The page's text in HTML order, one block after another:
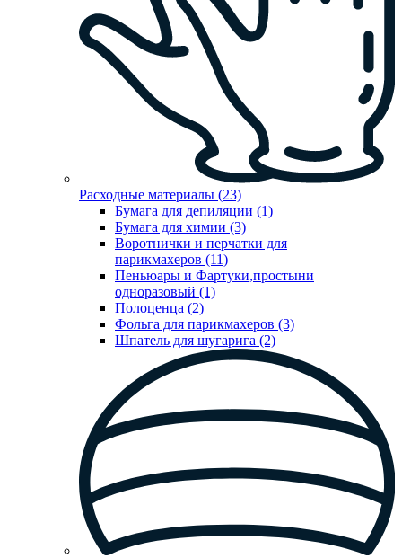
Расходные материалы (23)
Бумага для депиляции (1)
Бумага для химии (3)
Воротнички и перчатки для
парикмахеров (11)
Пеньюары и Фартуки,простыни
одноразовый (1)
Полоценца (2)
Фольга для парикмахеров (3)
Шпатель для шугарига (2)